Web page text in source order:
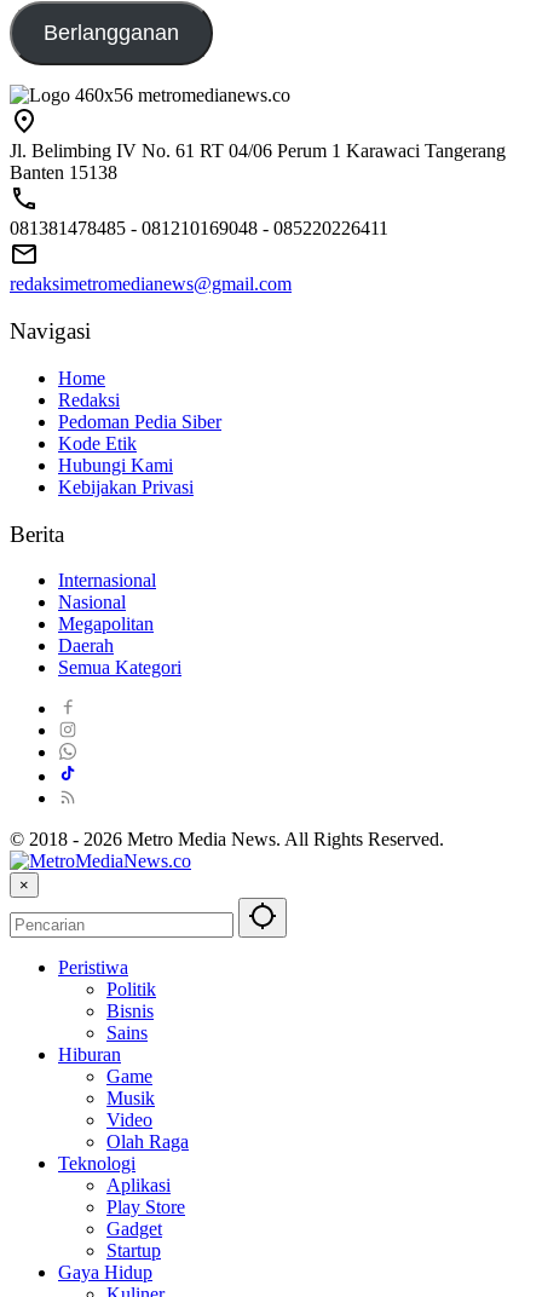
Berlangganan
Jl. Belimbing IV No. 61 RT 04/06 Perum 1 Karawaci Tangerang
Banten 15138
081381478485 - 081210169048 - 085220226411
redaksimetromedianews@gmail.com
Navigasi
Home
Redaksi
Pedoman Pedia Siber
Kode Etik
Hubungi Kami
Kebijakan Privasi
Berita
Internasional
Nasional
Megapolitan
Daerah
Semua Kategori
© 2018 - 2026 Metro Media News. All Rights Reserved.
×
Peristiwa
Politik
Bisnis
Sains
Hiburan
Game
Musik
Video
Olah Raga
Teknologi
Aplikasi
Play Store
Gadget
Startup
Gaya Hidup